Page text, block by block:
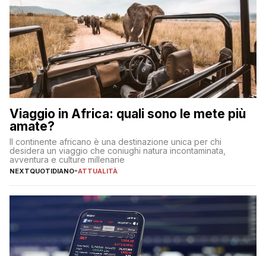
Viaggio in Africa: quali sono le mete più
amate?
Il continente africano è una destinazione unica per chi
desidera un viaggio che coniughi natura incontaminata,
avventura e culture millenarie
NEXTQUOTIDIANO-ATTUALITÀ